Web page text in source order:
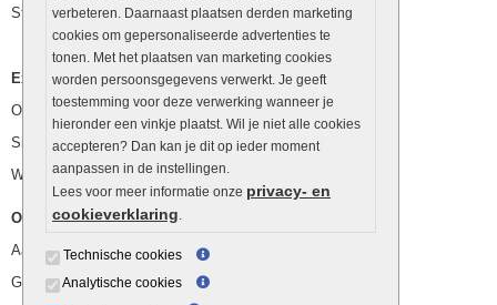
verbeteren. Daarnaast plaatsen derden marketing
cookies om gepersonaliseerde advertenties te
tonen. Met het plaatsen van marketing cookies
worden persoonsgegevens verwerkt. Je geeft
toestemming voor deze verwerking wanneer je
hieronder een vinkje plaatst. Wil je niet alle cookies
accepteren? Dan kan je dit op ieder moment
aanpassen in de instellingen.
Lees voor meer informatie onze privacy- en
cookieverklaring.
Technische cookies
Analytische cookies
Stapelstenen
Extra benodigdheden
Ophoogzand
Siergrind en siersplit
Waterafvoer
Overig
Aanbiedingen
Goedkope bestrating